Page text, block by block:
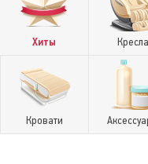
Хиты Кресла
Кровати